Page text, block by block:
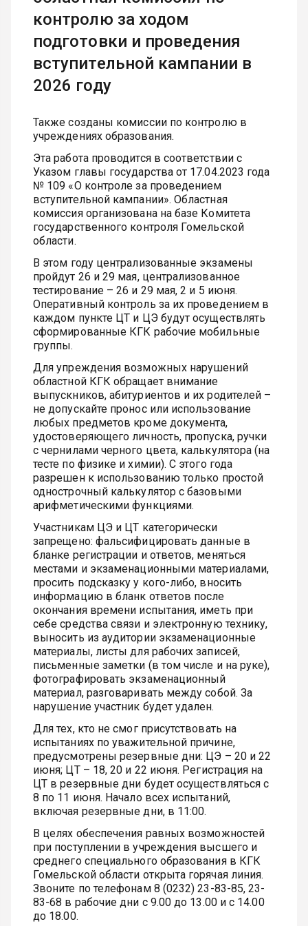
контролю за ходом
подготовки и проведения
вступительной кампании в
2026 году
Также созданы комиссии по контролю в
учреждениях образования.
Эта работа проводится в соответствии с
Указом главы государства от 17.04.2023 года
№ 109 «О контроле за проведением
вступительной кампании». Областная
комиссия организована на базе Комитета
государственного контроля Гомельской
области.
В этом году централизованные экзамены
пройдут 26 и 29 мая, централизованное
тестирование – 26 и 29 мая, 2 и 5 июня.
Оперативный контроль за их проведением в
каждом пункте ЦТ и ЦЭ будут осуществлять
сформированные КГК рабочие мобильные
группы.
Для упреждения возможных нарушений
областной КГК обращает внимание
выпускников, абитуриентов и их родителей –
не допускайте пронос или использование
любых предметов кроме документа,
удостоверяющего личность, пропуска, ручки
с чернилами черного цвета, калькулятора (на
тесте по физике и химии). С этого года
разрешен к использованию только простой
однострочный калькулятор с базовыми
арифметическими функциями.
Участникам ЦЭ и ЦТ категорически
запрещено: фальсифицировать данные в
бланке регистрации и ответов, меняться
местами и экзаменационными материалами,
просить подсказку у кого-либо, вносить
информацию в бланк ответов после
окончания времени испытания, иметь при
себе средства связи и электронную технику,
выносить из аудитории экзаменационные
материалы, листы для рабочих записей,
письменные заметки (в том числе и на руке),
фотографировать экзаменационный
материал, разговаривать между собой. За
нарушение участник будет удален.
Для тех, кто не смог присутствовать на
испытаниях по уважительной причине,
предусмотрены резервные дни: ЦЭ – 20 и 22
июня; ЦТ – 18, 20 и 22 июня. Регистрация на
ЦТ в резервные дни будет осуществляться с
8 по 11 июня. Начало всех испытаний,
включая резервные дни, в 11:00.
В целях обеспечения равных возможностей
при поступлении в учреждения высшего и
среднего специального образования в КГК
Гомельской области открыта горячая линия.
Звоните по телефонам 8 (0232) 23-83-85, 23-
83-68 в рабочие дни с 9.00 до 13.00 и с 14.00
до 18.00.